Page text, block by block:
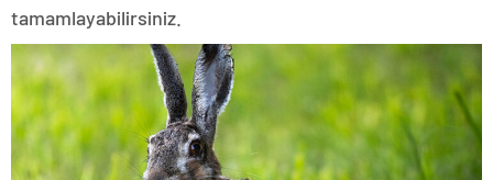
tamamlayabilirsiniz.